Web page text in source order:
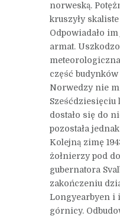
norweską.
kruszyły
Odpowiadało
armat.
część
Norwedzy nie
Sześćdziesięciu
dostało się do
pozostała
Kolejną zimę
żołnierzy pod
gubernatora
zakończeniu
Longyearbyen i
górnicy.